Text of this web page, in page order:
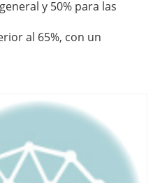
y 50% para las
al 65%, con un